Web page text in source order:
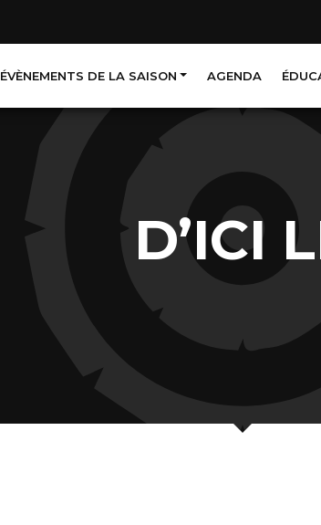
ÉVÈNEMENTS DE LA SAISON AGENDA
D’ICI